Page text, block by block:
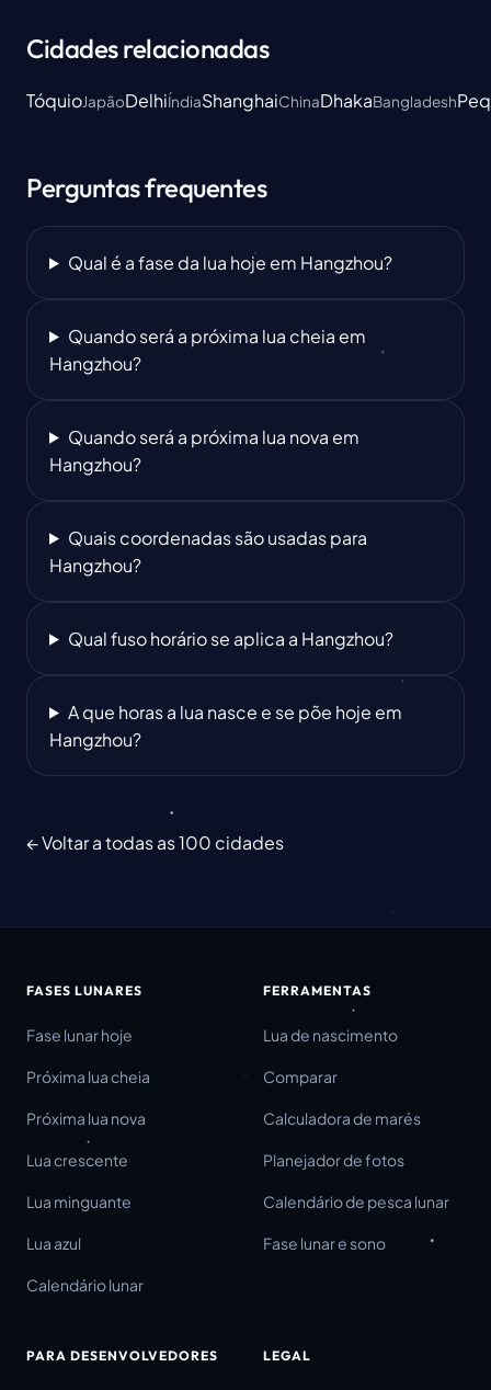
Cidades relacionadas
TóquioJapãoDelhiÍndiaShanghaiChinaDhakaBangladesh
Perguntas frequentes
Qual é a fase da lua hoje em Hangzhou?
Quando será a próxima lua cheia em
Hangzhou?
Quando será a próxima lua nova em
Hangzhou?
Quais coordenadas são usadas para
Hangzhou?
Qual fuso horário se aplica a Hangzhou?
A que horas a lua nasce e se põe hoje em
Hangzhou?
← Voltar a todas as 100 cidades
FASES LUNARES
Fase lunar hoje
Próxima lua cheia
Próxima lua nova
Lua crescente
Lua minguante
Lua azul
Calendário lunar
FERRAMENTAS
Lua de nascimento
Comparar
Calculadora de marés
Planejador de fotos
Calendário de pesca lunar
Fase lunar e sono
PARA DESENVOLVEDORES LEGAL